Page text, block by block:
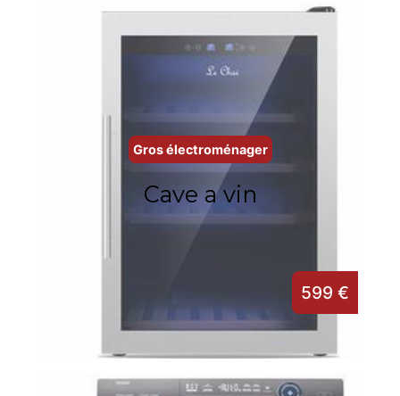
Gros électroménager
599 €
Cave a vin